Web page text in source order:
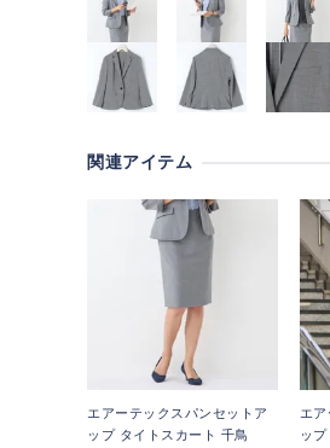
関連アイテム
エアーテックスパンセットア
ップ タイトスカート 千鳥
エ
ッ